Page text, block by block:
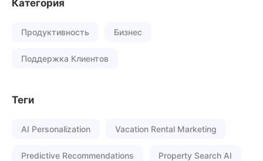
Категория
Продуктивность Бизнес
Поддержка Клиентов
Теги
AI Personalization Vacation Rental Marketing
Predictive Recommendations Property Search AI